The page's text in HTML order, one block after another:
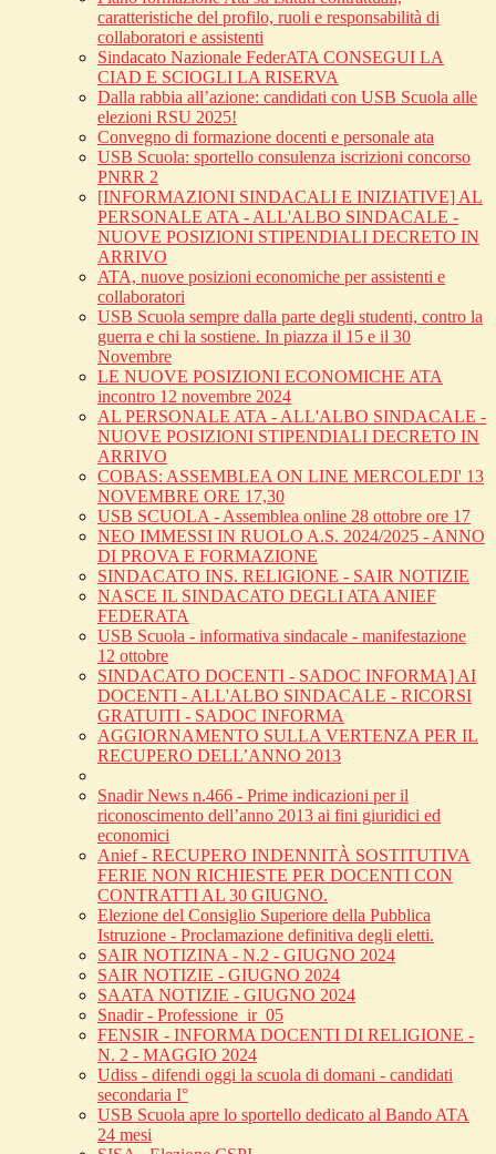
caratteristiche del profilo, ruoli e responsabilità di
collaboratori e assistenti
Sindacato Nazionale FederATA CONSEGUI LA
CIAD E SCIOGLI LA RISERVA
Dalla rabbia all’azione: candidati con USB Scuola alle
elezioni RSU 2025!
Convegno di formazione docenti e personale ata
USB Scuola: sportello consulenza iscrizioni concorso
PNRR 2
[INFORMAZIONI SINDACALI E INIZIATIVE] AL
PERSONALE ATA - ALL'ALBO SINDACALE -
NUOVE POSIZIONI STIPENDIALI DECRETO IN
ARRIVO
ATA, nuove posizioni economiche per assistenti e
collaboratori
USB Scuola sempre dalla parte degli studenti, contro la
guerra e chi la sostiene. In piazza il 15 e il 30
Novembre
LE NUOVE POSIZIONI ECONOMICHE ATA
incontro 12 novembre 2024
AL PERSONALE ATA - ALL'ALBO SINDACALE -
NUOVE POSIZIONI STIPENDIALI DECRETO IN
ARRIVO
COBAS: ASSEMBLEA ON LINE MERCOLEDI' 13
NOVEMBRE ORE 17,30
USB SCUOLA - Assemblea online 28 ottobre ore 17
NEO IMMESSI IN RUOLO A.S. 2024/2025 - ANNO
DI PROVA E FORMAZIONE
SINDACATO INS. RELIGIONE - SAIR NOTIZIE
NASCE IL SINDACATO DEGLI ATA ANIEF
FEDERATA
USB Scuola - informativa sindacale - manifestazione
12 ottobre
SINDACATO DOCENTI - SADOC INFORMA] AI
DOCENTI - ALL'ALBO SINDACALE - RICORSI
GRATUITI - SADOC INFORMA
AGGIORNAMENTO SULLA VERTENZA PER IL
RECUPERO DELL’ANNO 2013
Snadir News n.466 - Prime indicazioni per il
riconoscimento dell’anno 2013 ai fini giuridici ed
economici
Anief - RECUPERO INDENNITÀ SOSTITUTIVA
FERIE NON RICHIESTE PER DOCENTI CON
CONTRATTI AL 30 GIUGNO.
Elezione del Consiglio Superiore della Pubblica
Istruzione - Proclamazione definitiva degli eletti.
SAIR NOTIZINA - N.2 - GIUGNO 2024
SAIR NOTIZIE - GIUGNO 2024
SAATA NOTIZIE - GIUGNO 2024
Snadir - Professione_ir_05
FENSIR - INFORMA DOCENTI DI RELIGIONE -
N. 2 - MAGGIO 2024
Udiss - difendi oggi la scuola di domani - candidati
secondaria I°
USB Scuola apre lo sportello dedicato al Bando ATA
24 mesi